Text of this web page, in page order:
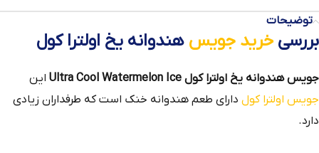
توضیحات
بررسیخرید جویس هندوانه یخ اولترا کول
جویس هندوانه یخ اولترا کول Ultra Cool Watermelon Ice
این
جویس اولترا کول دارای طعم هندوانه خنک است که طرفداران زیادی
دارد.